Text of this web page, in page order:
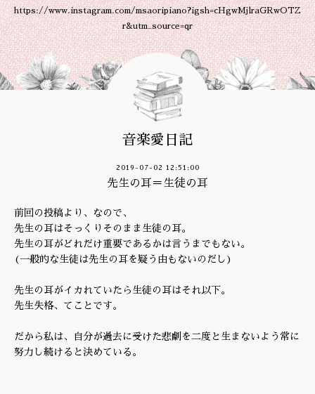
https://www.instagram.com/msaoripiano?igsh=cHgwMjlraGRwOTZ
r&utm_source=qr
音楽愛日記
2019-07-02 12:51:00
先生の耳＝生徒の耳
前回の投稿より、なので、
先生の耳はそっくりそのまま生徒の耳。
先生の耳がどれだけ重要であるかは言うまでもない。
(一般的な生徒は先生の耳を疑う由もないのだし)
先生の耳がイカれていたら生徒の耳はそれ以下。
先生失格、てことです。
だから私は、自分が過去に受けた悲劇を二度と生まないよう常に
努力し続けると決めている。